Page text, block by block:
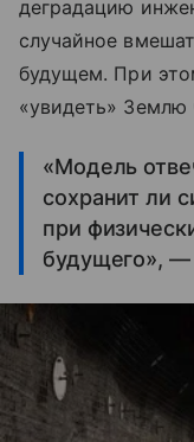
деградацию
случайное
будущем. При
«увидеть» Землю
«Модель
сохранит ли
при
будущего», —